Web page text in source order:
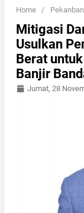
Home /
Mitigasi
Usulkan
Berat
Banjir
Jumat, 28